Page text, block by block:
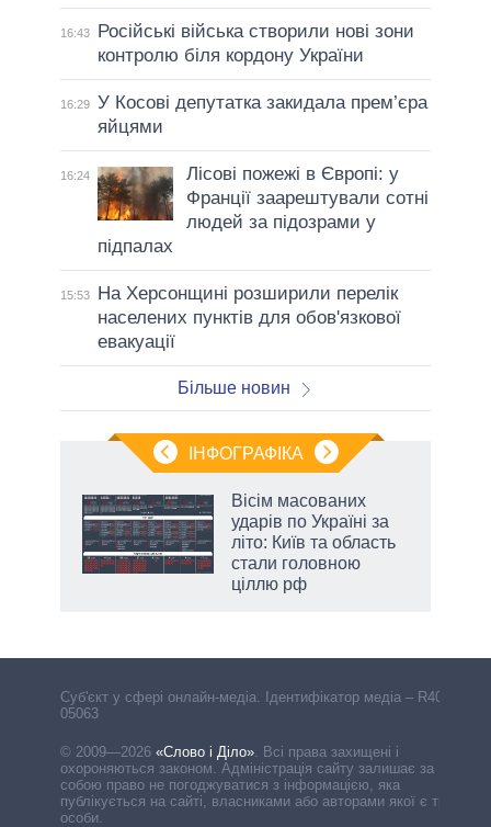
16:43
Російські війська створили нові зони
контролю біля кордону України
16:29 У Косові депутатка закидала прем’єра
яйцями
16:24
Лісові пожежі в Європі: у
Франції заарештували сотні
людей за підозрами у
підпалах
15:53
На Херсонщині розширили перелік
населених пунктів для обов'язкової
евакуації
Більше новин
ІНФОГРАФІКА
Вісім масованих
ударів по Україні за
літо: Київ та область
стали головною
ціллю рф
Cуб'єкт у сфері онлайн-медіа. Ідентифікатор медіа – R40-
05063
© 2009—2026 «Слово і Діло» Всі права захищені і
охороняються законом. Адміністрація сайту залишає за
собою право не погоджуватися з інформацією, яка
публікується на сайті, власниками або авторами якої є треті
особи.